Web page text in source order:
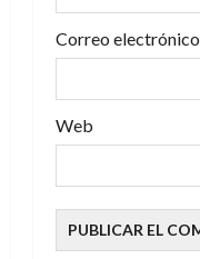
Correo electrónico
Web